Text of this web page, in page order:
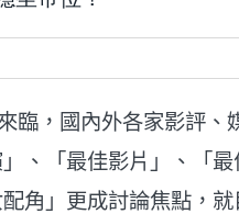
臨，國內外各家影評、
、「最佳影片」、「最
角」更成討論焦點，